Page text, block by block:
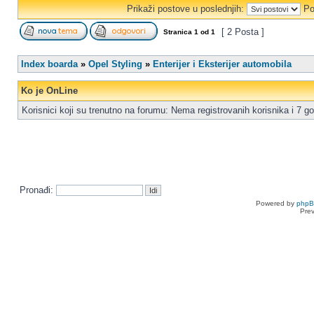
Prikaži postove u poslednjih:
Stranica 1 od 1 [ 2 Posta ]
Index boarda» Opel Styling » Enterijer i Eksterijer automobila
Ko je OnLine
Korisnici koji su trenutno na forumu: Nema registrovanih korisnika i 7
Pronađi:
Powered by